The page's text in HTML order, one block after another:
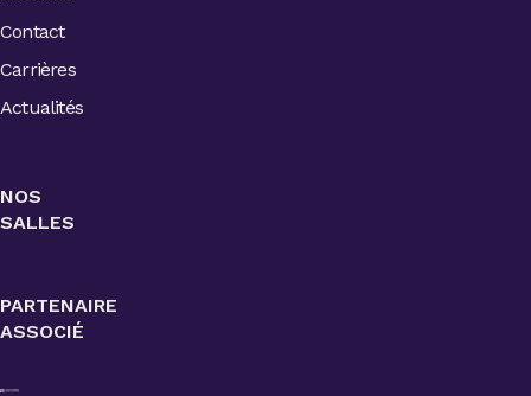
Contact
Carrières
Actualités
NOS
SALLES
PARTENAIRE
ASSOCIÉ